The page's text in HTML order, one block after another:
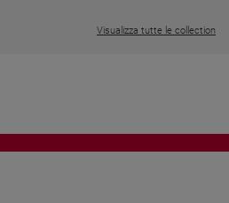
Visualizza tutte le collection